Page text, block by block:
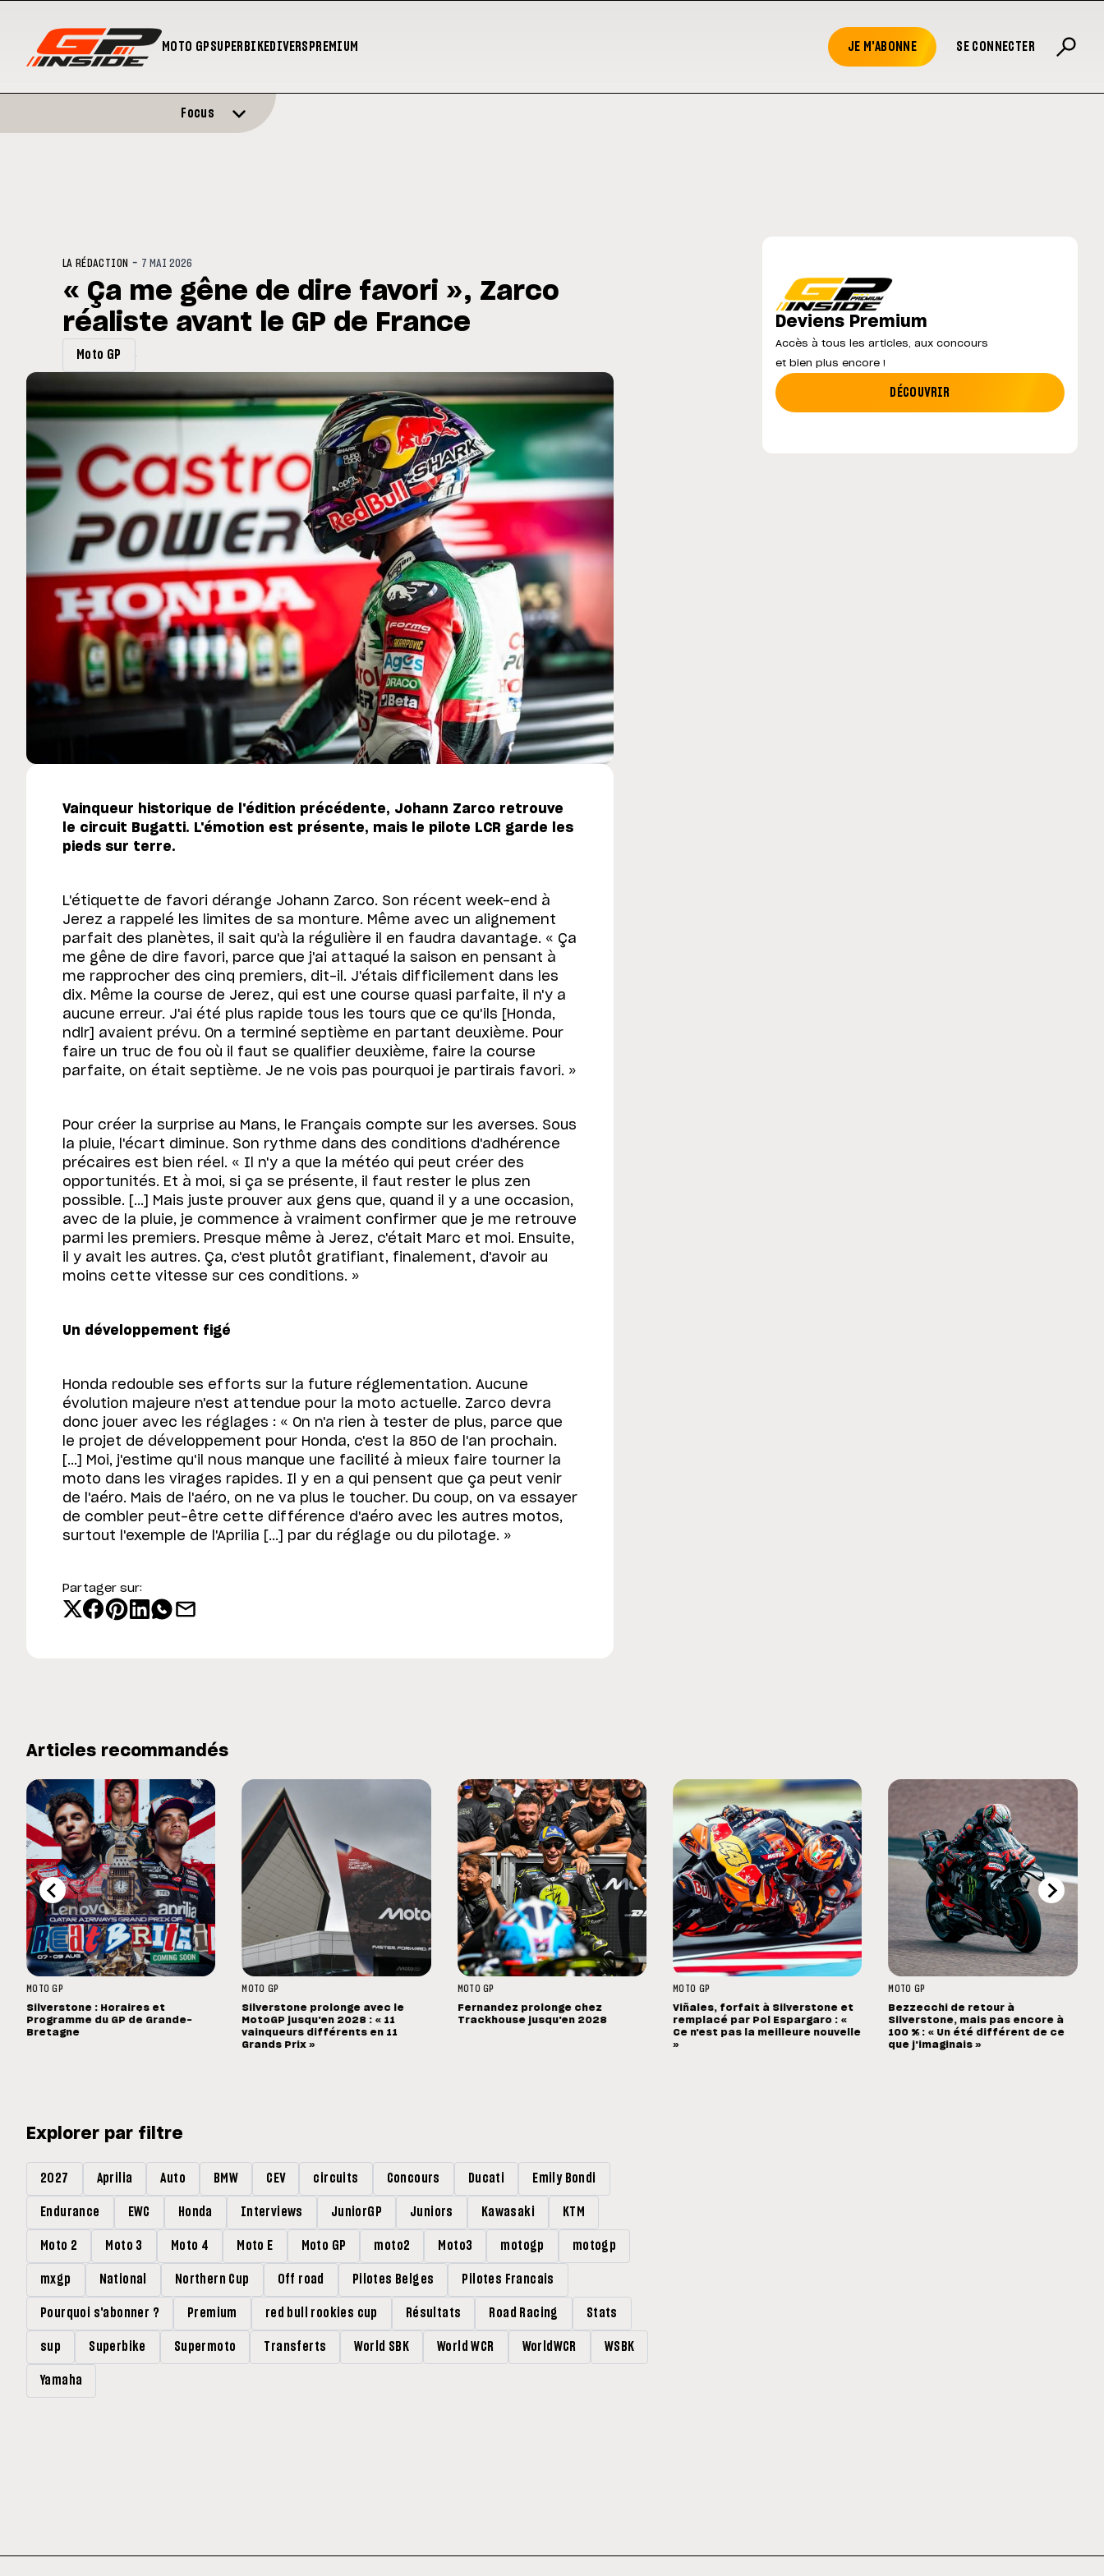
MOTO GPSUPERBIKEDIVERS PREMIUM JE M'ABONNE SE CONNECTER
club spécial dans
Silverstone : Horaires et Programme du GP de
Grande-Bretagne
Zarco évite l'opération et vise un retour en
septembre
MotoGP : les cinq constructeurs signent un
Focus
LA RÉDACTION - 7 MAI 2026
« Ça me gêne de dire favori », Zarco
réaliste avant le GP de France
Moto GP
Vainqueur historique de l'édition précédente, Johann Zarco retrouve
le circuit Bugatti. L'émotion est présente, mais le pilote LCR garde les
pieds sur terre.
L'étiquette de favori dérange Johann Zarco. Son récent week-end à
Jerez a rappelé les limites de sa monture. Même avec un alignement
parfait des planètes, il sait qu'à la régulière il en faudra davantage. « Ça
me gêne de dire favori, parce que j'ai attaqué la saison en pensant à
me rapprocher des cinq premiers, dit-il. J'étais difficilement dans les
dix. Même la course de Jerez, qui est une course quasi parfaite, il n'y a
aucune erreur. J'ai été plus rapide tous les tours que ce qu'ils [Honda,
ndlr] avaient prévu. On a terminé septième en partant deuxième. Pour
faire un truc de fou où il faut se qualifier deuxième, faire la course
parfaite, on était septième. Je ne vois pas pourquoi je partirais favori. »
Pour créer la surprise au Mans, le Français compte sur les averses. Sous
la pluie, l'écart diminue. Son rythme dans des conditions d'adhérence
précaires est bien réel. « Il n'y a que la météo qui peut créer des
opportunités. Et à moi, si ça se présente, il faut rester le plus zen
possible. [...] Mais juste prouver aux gens que, quand il y a une occasion,
avec de la pluie, je commence à vraiment confirmer que je me retrouve
parmi les premiers. Presque même à Jerez, c'était Marc et moi. Ensuite,
il y avait les autres. Ça, c'est plutôt gratifiant, finalement, d'avoir au
moins cette vitesse sur ces conditions. »
Un développement figé
Honda redouble ses efforts sur la future réglementation. Aucune
évolution majeure n'est attendue pour la moto actuelle. Zarco devra
donc jouer avec les réglages : « On n'a rien à tester de plus, parce que
le projet de développement pour Honda, c'est la 850 de l'an prochain.
[...] Moi, j'estime qu'il nous manque une facilité à mieux faire tourner la
moto dans les virages rapides. Il y en a qui pensent que ça peut venir
de l'aéro. Mais de l'aéro, on ne va plus le toucher. Du coup, on va essayer
de combler peut-être cette différence d'aéro avec les autres motos,
surtout l'exemple de l'Aprilia [...] par du réglage ou du pilotage. »
Partager sur:
Deviens Premium
Accès à tous les articles, aux concours
et bien plus encore !
DÉCOUVRIR
Articles recommandés
MOTO GP
Silverstone : Horaires et
Programme du GP de Grande-
Bretagne
MOTO GP
Silverstone prolonge avec le
MotoGP jusqu'en 2028 : « 11
vainqueurs différents en 11
Grands Prix »
MOTO GP
Fernandez prolonge chez
Trackhouse jusqu'en 2028
MOTO GP
Viñales, forfait à Silverstone et
remplacé par Pol Espargaro : «
Ce n'est pas la meilleure nouvelle
»
MOTO GP
Bezzecchi de retour à
Silverstone, mais pas encore à
100 % : « Un été différent de ce
que j'imaginais »
Explorer par filtre
2027 Aprilia Auto BMW CEV circuits Concours Ducati Emily Bondi
Endurance EWC Honda Interviews JuniorGP Juniors Kawasaki KTM
Moto 2 Moto 3 Moto 4 Moto E Moto GP moto2 Moto3 motogp motogp
mxgp National Northern Cup Off road Pilotes Belges Pilotes Francais
Pourquoi s'abonner ? Premium red bull rookies cup Résultats Road Racing Stats
sup Superbike Supermoto Transferts World SBK World WCR WorldWCR WSBK
Yamaha